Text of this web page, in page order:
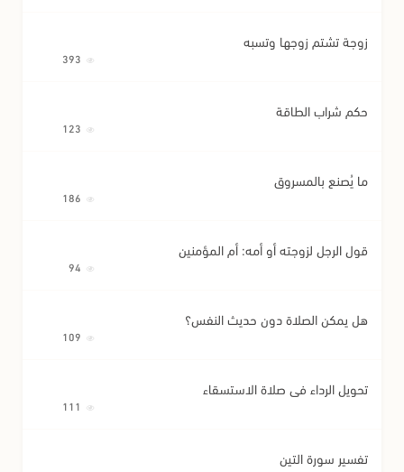
زوجة تشتم زوجها وتسبه
حكم شراب الطاقة
ما يُصنع بالمسروق
قول الرجل لزوجته أو أمه: أم المؤمنين
هل يمكن الصلاة دون حديث النفس؟
تحويل الرداء في صلاة الاستسقاء
تفسير سورة التين